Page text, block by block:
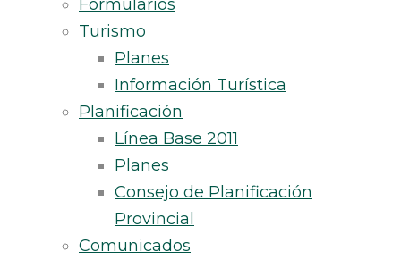
Formularios
Turismo
Planes
Información Turística
Planificación
Línea Base 2011
Planes
Consejo de Planificación
Provincial
Comunicados